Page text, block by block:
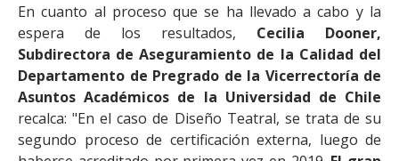
En cuanto al proceso que se ha llevado a cabo y la
espera de los resultados, Cecilia Dooner,
Subdirectora de Aseguramiento de la Calidad del
Departamento de Pregrado de la Vicerrectoría de
Asuntos Académicos de la Universidad de Chile
recalca: "En el caso de Diseño Teatral, se trata de su
segundo proceso de certificación externa, luego de